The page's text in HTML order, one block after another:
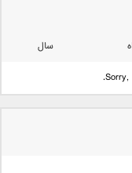
سال
Sorry,